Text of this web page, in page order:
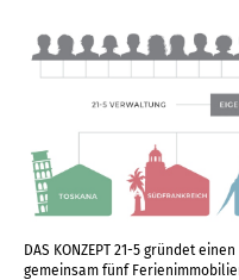
DAS KONZEPT 21-5 gründet
gemeinsam fünf